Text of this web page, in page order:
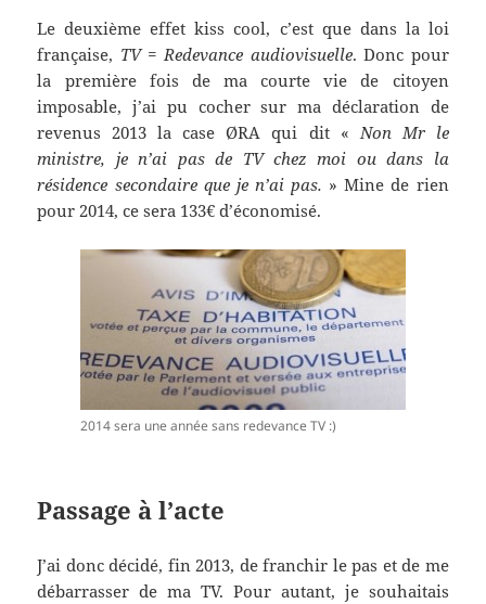
Le deuxième effet kiss cool, c’est que dans la loi
française, TV = Redevance audiovisuelle. Donc pour
la première fois de ma courte vie de citoyen
imposable, j’ai pu cocher sur ma déclaration de
revenus 2013 la case ØRA qui dit « Non Mr le
ministre, je n’ai pas de TV chez moi ou dans la
résidence secondaire que je n’ai pas. » Mine de rien
pour 2014, ce sera 133€ d’économisé.
2014 sera une année sans redevance TV :)
Passage à l’acte
J’ai donc décidé, fin 2013, de franchir le pas et de me
débarrasser de ma TV. Pour autant, je souhaitais